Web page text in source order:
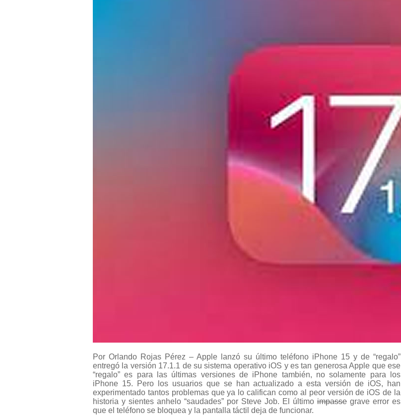
Por Orlando Rojas Pérez – Apple lanzó su último teléfono iPhone 15 y de “regalo”
entregó la versión 17.1.1 de su sistema operativo iOS y es tan generosa Apple que ese
“regalo” es para las últimas versiones de iPhone también, no solamente para los
iPhone 15. Pero los usuarios que se han actualizado a esta versión de iOS, han
experimentado tantos problemas que ya lo califican como al peor versión de iOS de la
historia y sientes anhelo “saudades” por Steve Job. El último impasse grave error es
que el teléfono se bloquea y la pantalla táctil deja de funcionar.